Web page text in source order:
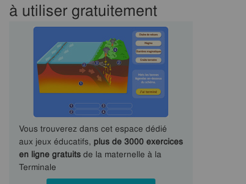
à utiliser gratuitement
Vous trouverez dans cet espace dédié
aux jeux éducatifs, plus de 3000 exercices
en ligne gratuitsde la maternelle à la
Terminale